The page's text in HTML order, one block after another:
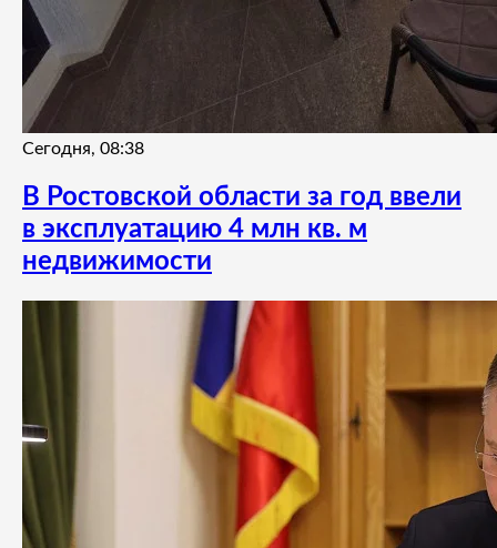
Сегодня, 08:38
В Ростовской области за год ввели
в эксплуатацию 4 млн кв. м
недвижимости